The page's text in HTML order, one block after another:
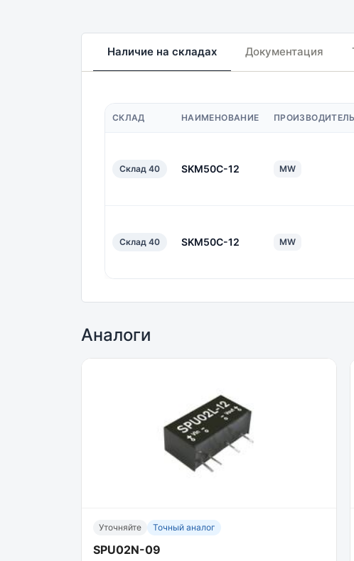
Наличие на складах Документация
СКЛАД НАИМЕНОВАНИЕ ПРОИЗВОДИТЕЛЬ
Склад 40 SKM50C-12 MW
Склад 40 SKM50C-12 MW
Аналоги
Уточняйте Точный аналог
SPU02N-09